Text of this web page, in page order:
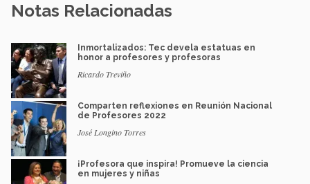
Notas Relacionadas
Inmortalizados: Tec devela estatuas en
honor a profesores y profesoras
Ricardo Treviño
Comparten reflexiones en Reunión Nacional
de Profesores 2022
José Longino Torres
¡Profesora que inspira! Promueve la ciencia
en mujeres y niñas